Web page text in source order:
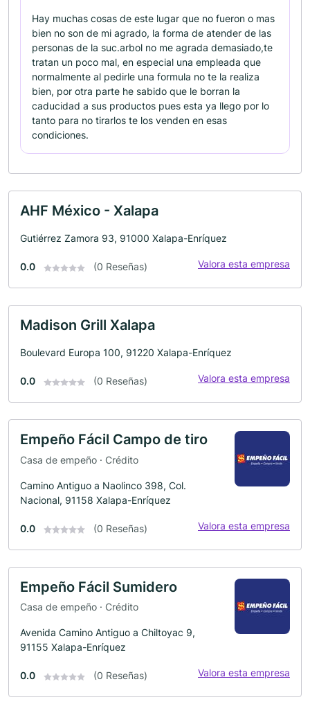
Hay muchas cosas de este lugar que no fueron o mas
bien no son de mi agrado, la forma de atender de las
personas de la suc.arbol no me agrada demasiado,te
tratan un poco mal, en especial una empleada que
normalmente al pedirle una formula no te la realiza
bien, por otra parte he sabido que le borran la
caducidad a sus productos pues esta ya llego por lo
tanto para no tirarlos te los venden en esas
condiciones.
AHF México - Xalapa
Gutiérrez Zamora 93, 91000 Xalapa-Enríquez
0.0 (0 Reseñas) Valora esta empresa
Madison Grill Xalapa
Boulevard Europa 100, 91220 Xalapa-Enríquez
0.0 (0 Reseñas) Valora esta empresa
Empeño Fácil Campo de tiro
Casa de empeño · Crédito
Camino Antiguo a Naolinco 398, Col.
Nacional, 91158 Xalapa-Enríquez
0.0 (0 Reseñas) Valora esta empresa
Empeño Fácil Sumidero
Casa de empeño · Crédito
Avenida Camino Antiguo a Chiltoyac 9,
91155 Xalapa-Enríquez
0.0 (0 Reseñas) Valora esta empresa